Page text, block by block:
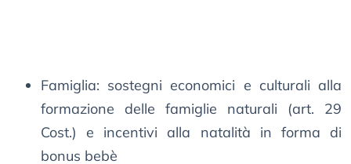
Famiglia: sostegni economici e culturali alla
formazione delle famiglie naturali (art. 29
Cost.) e incentivi alla natalità in forma di
bonus bebè